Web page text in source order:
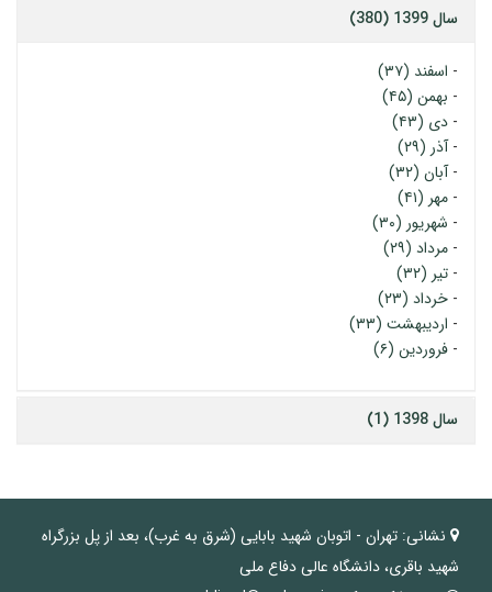
سال 1399 (380)
- اسفند (۳۷)
- بهمن (۴۵)
- دی (۴۳)
-آذر (۲۹)
-آبان (۳۲)
- مهر (۴۱)
- شهریور (۳۰)
- مرداد (۲۹)
- تیر (۳۲)
- خرداد (۲۳)
- اردیبهشت (۳۳)
- فروردین (۶)
سال 1398 (1)
نشانی: تهران - اتوبان شهید بابایی (شرق به غرب)، بعد از پل بزرگراه
شهید باقری، دانشگاه عالی دفاع ملی